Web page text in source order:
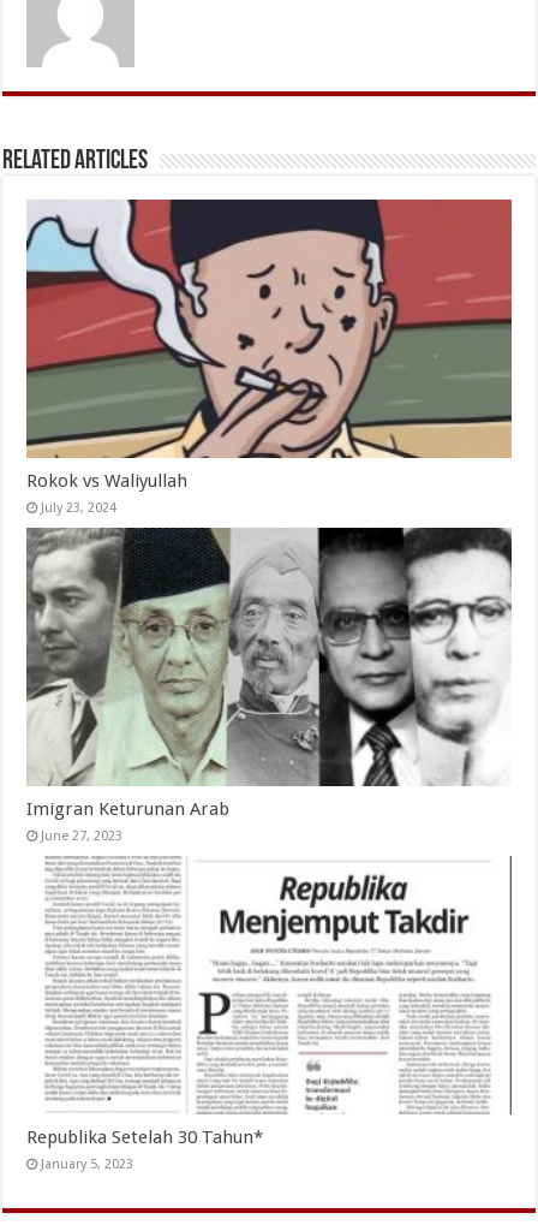
Related Articles
Rokok vs Waliyullah
July 23, 2024
Imigran Keturunan Arab
June 27, 2023
Republika Setelah 30 Tahun*
January 5, 2023